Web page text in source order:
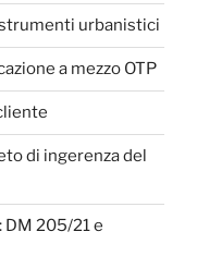
urbanistici
a mezzo OTP
di ingerenza del
205/21 e